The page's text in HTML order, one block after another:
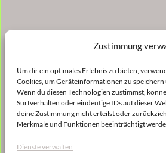
Zustimmung
Um dir ein optimales Erlebnis zu bieten,
Cookies, um Geräteinformationen zu
Wenn du diesen Technologien zustimmst,
Surfverhalten oder eindeutige IDs auf dieser
deine Zustimmung nicht erteilst oder
Merkmale und Funktionen beeinträchtigt
Dienste verwalten